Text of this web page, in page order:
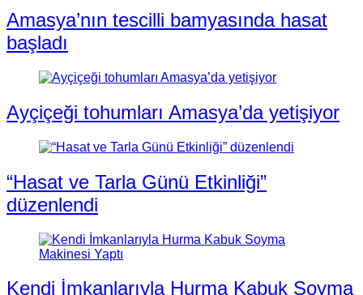
Amasya’nın tescilli bamyasında hasat
başladı
Ayçiçeği tohumları Amasya’da yetişiyor
“Hasat ve Tarla Günü Etkinliği”
düzenlendi
Kendi İmkanlarıyla Hurma Kabuk Soyma